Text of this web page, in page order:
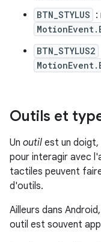
BTN_STYLUS :
BTN_STYLUS2
Outils et
Un outil est un doigt,
pour interagir avec
tactiles peuvent
d'outils.
Ailleurs dans
outil est souvent